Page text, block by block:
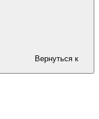
Вернуться к